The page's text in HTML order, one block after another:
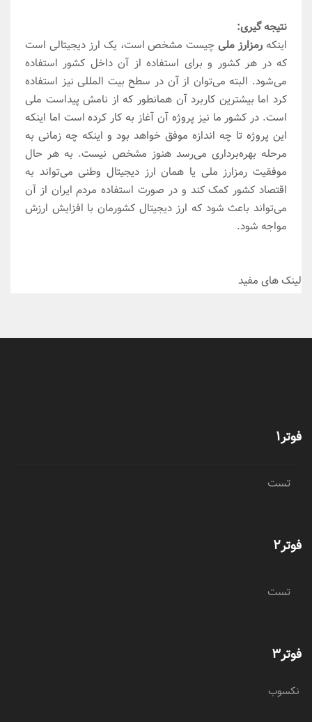
نتیجه گیری:
اینکه رمزارز ملیچیست مشخص است، یک ارز دیجیتالی است
که در هر کشور و برای استفاده از آن داخل کشور استفاده
می‌شود. البته می‌توان از آن در سطح بیت المللی نیز استفاده
کرد اما بیشترین کاربرد آن همانطور که از نامش پیداست ملی
است. در کشور ما نیز پروژه آن آغاز به کار کرده است اما اینکه
این پروژه تا چه اندازه موفق خواهد بود و اینکه چه زمانی به
مرحله بهره‌برداری می‌رسد هنوز مشخص نیست. به هر حال
موفقیت رمزارز ملی یا همان ارز دیجیتال وطنی می‌تواند به
اقتصاد کشور کمک کند و در صورت استفاده مردم ایران از آن
می‌تواند باعث شود که ارز دیجیتال کشورمان با افزایش ارزش
مواجه شود.
لینک های مفید
فوتر1
تست
فوتر2
تست
فوتر3
نکسوب